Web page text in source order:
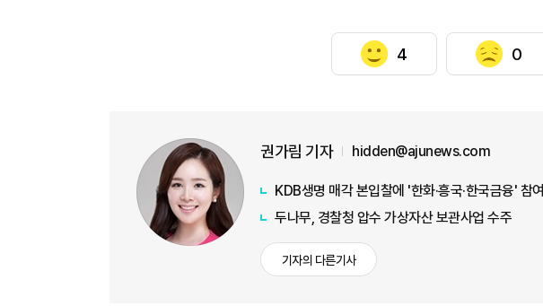
4 0
권가림 기자 hidden@ajunews.com
KDB생명 매각 본입찰에 '한화·흥국·한국금융' 참여
두나무, 경찰청 압수 가상자산 보관사업 수주
기자의 다른기사